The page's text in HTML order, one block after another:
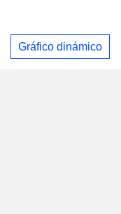
Gráfico dinámico